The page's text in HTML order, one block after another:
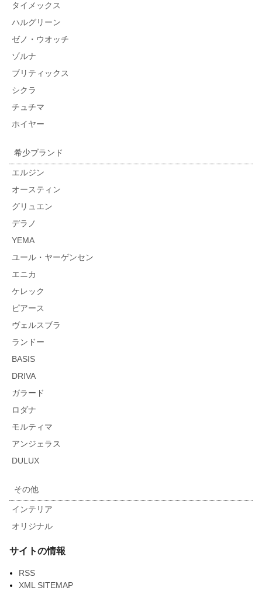
タイメックス
ハルグリーン
ゼノ・ウオッチ
ゾルナ
ブリティックス
シクラ
チュチマ
ホイヤー
希少ブランド
エルジン
オースティン
グリュエン
デラノ
YEMA
ユール・ヤーゲンセン
エニカ
ケレック
ピアース
ヴェルスブラ
ランドー
BASIS
DRIVA
ガラード
ロダナ
モルティマ
アンジェラス
DULUX
その他
インテリア
オリジナル
サイトの情報
RSS
XML SITEMAP